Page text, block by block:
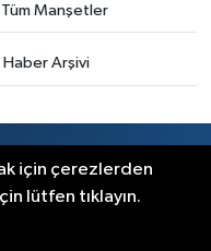
Tüm Manşetler
Haber Arşivi
için çerezlerden
lütfen tıklayın.